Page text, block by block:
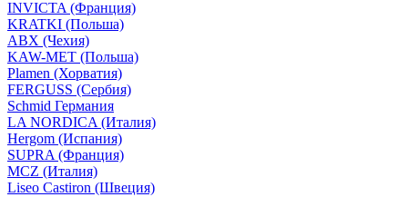
INVICTA (Франция)
KRATKI (Польша)
ABX (Чехия)
KAW-MET (Польша)
Plamen (Хорватия)
FERGUSS (Сербия)
Schmid Германия
LA NORDICA (Италия)
Hergom (Испания)
SUPRA (Франция)
MCZ (Италия)
Liseo Castiron (Швеция)